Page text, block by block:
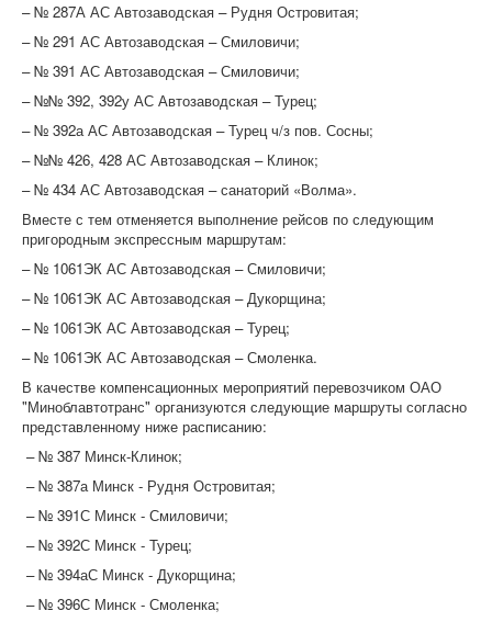
– № 287А АС Автозаводская – Рудня Островитая;
– № 291 АС Автозаводская – Смиловичи;
– № 391 АС Автозаводская – Смиловичи;
– №№ 392, 392у АС Автозаводская – Турец;
– № 392а АС Автозаводская – Турец ч/з пов. Сосны;
– №№ 426, 428 АС Автозаводская – Клинок;
– № 434 АС Автозаводская – санаторий «Волма».
Вместе с тем отменяется выполнение рейсов по следующим
пригородным экспрессным маршрутам:
– № 1061ЭК АС Автозаводская – Смиловичи;
– № 1061ЭК АС Автозаводская – Дукорщина;
– № 1061ЭК АС Автозаводская – Турец;
– № 1061ЭК АС Автозаводская – Смоленка.
В качестве компенсационных мероприятий перевозчиком ОАО
"Миноблавтотранс" организуются следующие маршруты согласно
представленному ниже расписанию:
– № 387 Минск-Клинок;
– № 387а Минск - Рудня Островитая;
– № 391С Минск - Смиловичи;
– № 392С Минск - Турец;
– № 394аС Минск - Дукорщина;
– № 396С Минск - Смоленка;